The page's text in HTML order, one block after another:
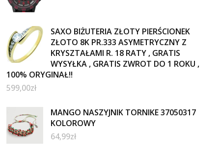
SAXO BIŻUTERIA ZŁOTY PIERŚCIONEK
ZŁOTO 8K PR.333 ASYMETRYCZNY Z
KRYSZTAŁAMI R. 18 RATY , GRATIS
WYSYŁKA , GRATIS ZWROT DO 1 ROKU ,
100% ORYGINAŁ!!
599,00zł
MANGO NASZYJNIK TORNIKE 37050317
KOLOROWY
64,99zł